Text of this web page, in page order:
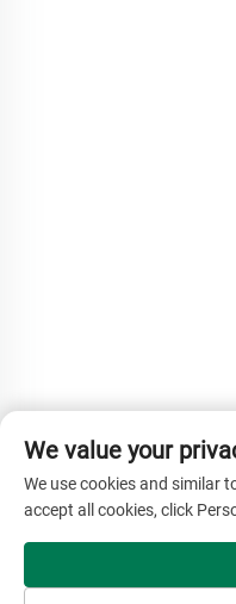
We value your
We use cookies and similar
accept all cookies, click